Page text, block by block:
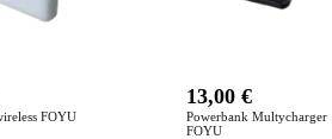
FOYU
Powerbank Multycharger
FOYU
13,00€